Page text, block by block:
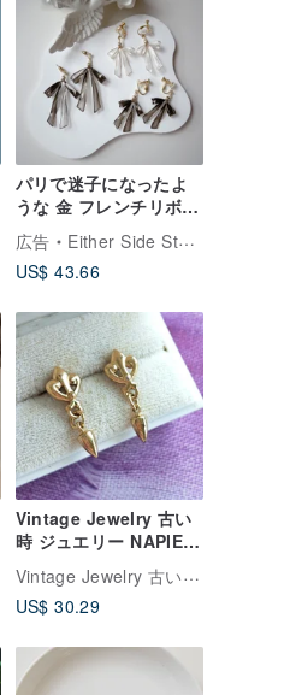
パリで迷子になったよ
うな 金 フレンチリボン
レジンピアス / イヤリ
ング
広告
Either Side Store
US$ 43.66
Vintage Jewelry 古い
時 ジュエリー NAPIER
ゴールドトーン アイリ
ス模様 ピアス
Vintage Jewelry 古い時 ジュエリー
US$ 30.29